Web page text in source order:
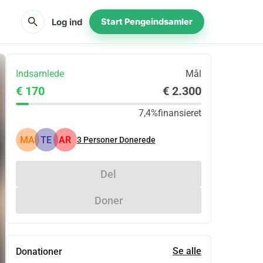
search Log ind Start Pengeindsamler
Indsamlede Mål
€ 170 € 2.300
7,4%finansieret
MA TE AR 3 Personer Donerede
Del
Doner
Donationer Se alle